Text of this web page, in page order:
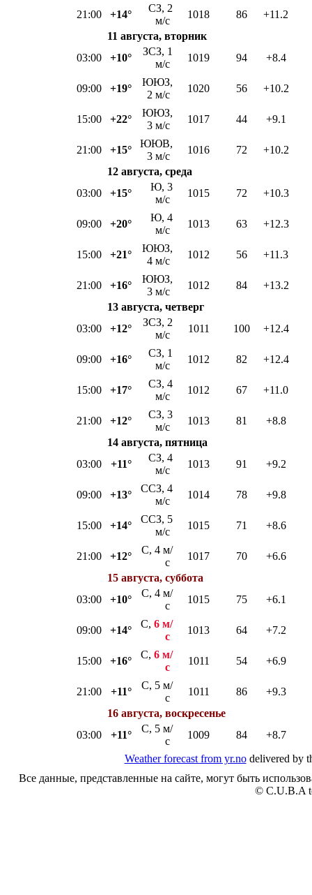
21:00 +14°
СЗ, 2
м/с
1018 86
+11.2
11 августа, вторник
03:00
+10°
ЗСЗ, 1
м/с
1019 94 +8.4
09:00 +19°
ЮЮЗ,
2 м/с
1020 56 +10.2
15:00 +22°
ЮЮЗ,
3 м/с
1017 44 +9.1
21:00 +15°
ЮЮВ,
3 м/с
1016 72
+10.2
12 августа, среда
03:00
+15°
Ю, 3
м/с
1015 72 +10.3
09:00 +20°
Ю, 4
м/с
1013 63 +12.3
15:00 +21°
ЮЮЗ,
4 м/с
1012 56 +11.3
21:00 +16°
ЮЮЗ,
3 м/с
1012 84
+13.2
13 августа, четверг
03:00
+12°
ЗСЗ, 2
м/с
1011 100 +12.4
09:00 +16°
СЗ, 1
м/с
1012 82 +12.4
15:00 +17°
СЗ, 4
м/с
1012 67 +11.0
21:00 +12°
СЗ, 3
м/с
1013 81
+8.8
14 августа, пятница
03:00
+11°
СЗ, 4
м/с
1013 91 +9.2
09:00 +13°
ССЗ, 4
м/с
1014 78 +9.8
15:00 +14°
ССЗ, 5
м/с
1015 71 +8.6
21:00 +12°
С, 4 м/
с
1017 70
+6.6
15 августа, суббота
03:00
+10°
С, 4 м/
с
1015 75 +6.1
09:00 +14°
С, 6 м/
с
1013 64 +7.2
15:00 +16°
С, 6 м/
с
1011 54 +6.9
21:00 +11°
С, 5 м/
с
1011 86
+9.3
16 августа, воскресенье
03:00
+11°
С, 5 м/
с
1009 84
+8.7
Weather forecast from yr.nodelivered by
Все данные, представленные на сайте, могут быть
© C.U.B.A